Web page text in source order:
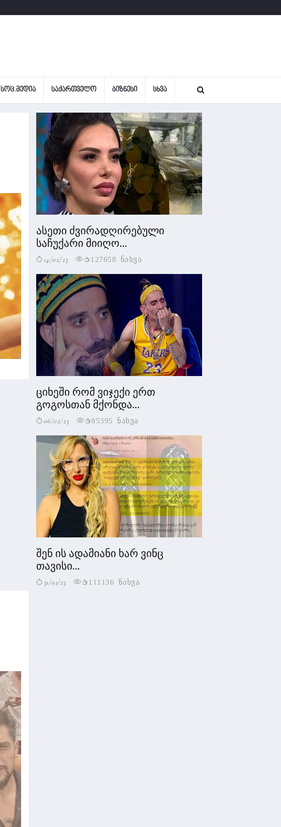
ᲡᲝᲪ.ᲛᲔᲓᲘᲐ ᲡᲐᲥᲐᲠᲗᲕᲔᲚᲝ ᲑᲘᲖᲜᲔᲡᲘ ᲡᲮᲕᲐ
ასეთი ძვირადღირებული
საჩუქარი მიიღო...
14/02/23 127658 ნახვა
ციხეში რომ ვიჯექი ერთ
გოგოსთან მქონდა...
06/02/23 85395 ნახვა
შენ ის ადამიანი ხარ ვინც
თავისი...
31/01/23 111136 ნახვა